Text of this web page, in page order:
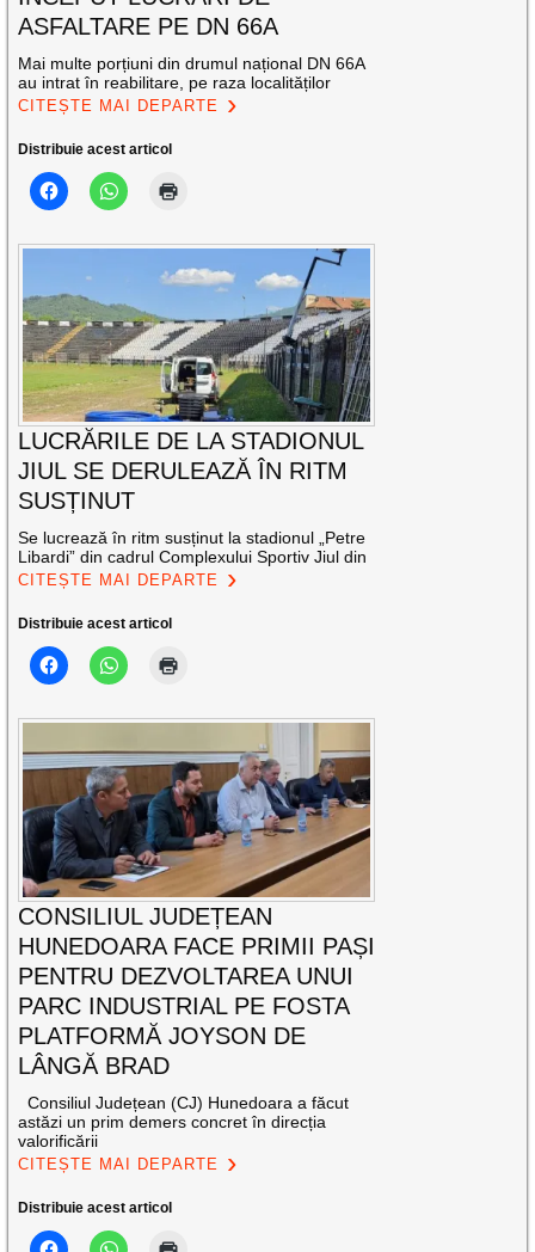
ASFALTARE PE DN 66A
Mai multe porțiuni din drumul național DN 66A
au intrat în reabilitare, pe raza localităților
CITEȘTE MAI DEPARTE
Distribuie acest articol
LUCRĂRILE DE LA STADIONUL
JIUL SE DERULEAZĂ ÎN RITM
SUSȚINUT
Se lucrează în ritm susținut la stadionul „Petre
Libardi” din cadrul Complexului Sportiv Jiul din
CITEȘTE MAI DEPARTE
Distribuie acest articol
CONSILIUL JUDEȚEAN
HUNEDOARA FACE PRIMII PAȘI
PENTRU DEZVOLTAREA UNUI
PARC INDUSTRIAL PE FOSTA
PLATFORMĂ JOYSON DE
LÂNGĂ BRAD
Consiliul Județean (CJ) Hunedoara a făcut
astăzi un prim demers concret în direcția
valorificării
CITEȘTE MAI DEPARTE
Distribuie acest articol